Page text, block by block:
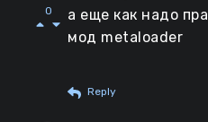
изменения
загрузке файлов
что поместили
0
а еще как надо
мод metaloader
Reply